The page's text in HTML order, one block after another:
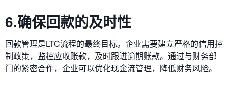
6.确保回款的及时性
回款管理是LTC流程的最终目标。企业需要建立严格的信用控
制政策，监控应收账款，及时跟进逾期账款。通过与财务部
门的紧密合作，企业可以优化现金流管理，降低财务风险。